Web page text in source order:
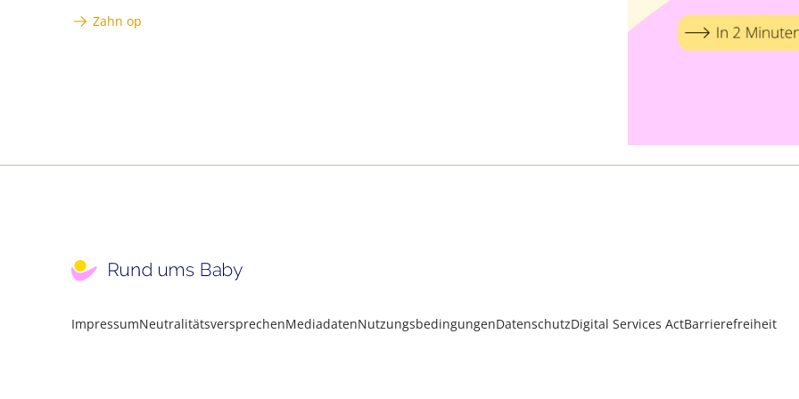
Zahn op
ImpressumNeutralitätsversprechenMediadatenNutzungsbedingungenDatenschutzDigital Services ActBarrierefreiheit